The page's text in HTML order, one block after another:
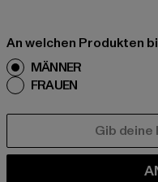
An welchen Produkten
MÄNNER
FRAUEN